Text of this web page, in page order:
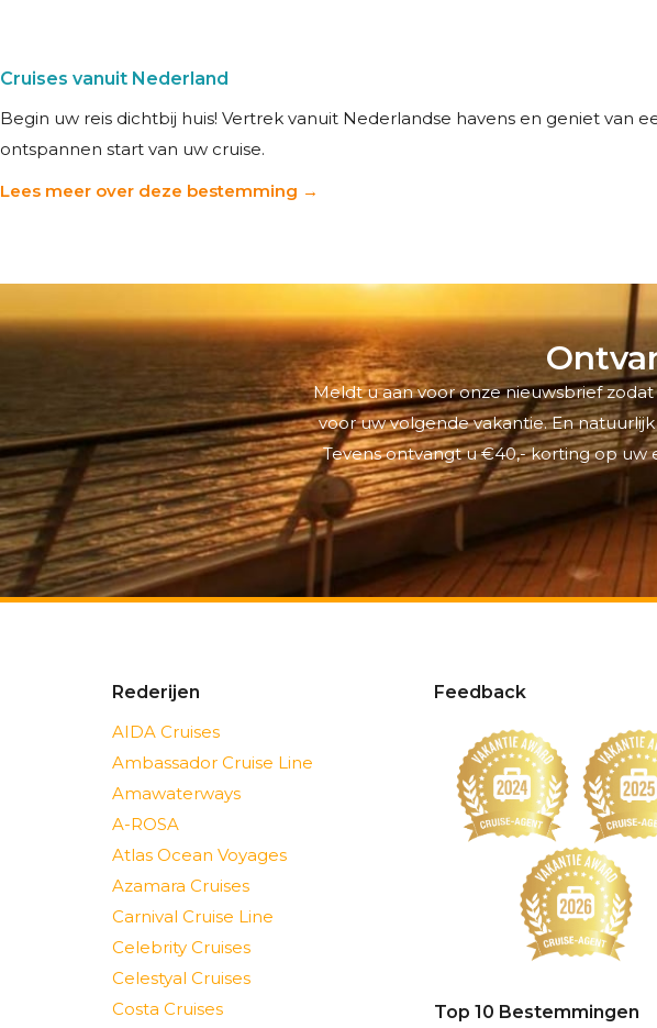
Cruises vanuit Nederland
Begin uw reis dichtbij huis! Vertrek vanuit Nederlandse havens en geniet van
ontspannen start van uw cruise.
Lees meer over deze bestemming →
Meldt u aan voor onze nieuwsbrief
voor uw volgende vakantie. En
Tevens ontvangt u €40,- korting op uw
Rederijen
AIDA Cruises
Ambassador Cruise Line
Amawaterways
A-ROSA
Atlas Ocean Voyages
Azamara Cruises
Carnival Cruise Line
Celebrity Cruises
Celestyal Cruises
Costa Cruises
Feedback
Top 10 Bestemmingen